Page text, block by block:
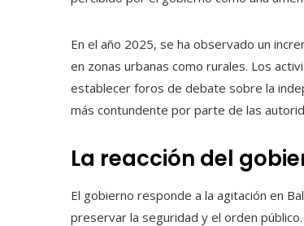
En el año 2025, se ha observado un
en zonas urbanas como rurales. Los
establecer foros de debate sobre la
más contundente por parte de las
La reacción del
El gobierno responde a la agitación en
preservar la seguridad y el orden